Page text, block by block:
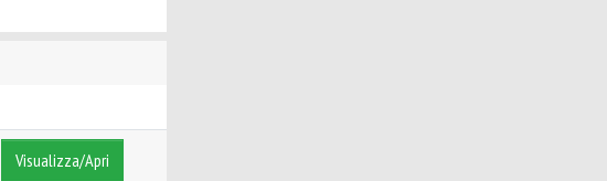
Visualizza/Apri